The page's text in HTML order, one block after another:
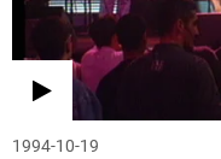
1994-10-19